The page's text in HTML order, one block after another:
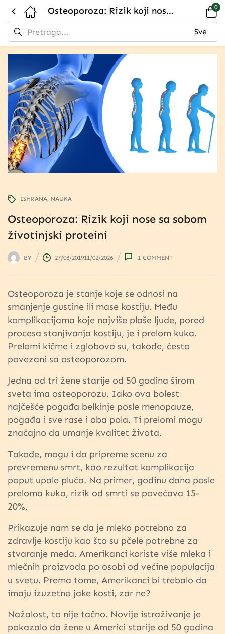
Osteoporoza: Rizik koji nose sa sobom životinjski proteini 0
ISHRANA NAUKA
Osteoporoza: Rizik koji nose sa sobom
životinjski proteini
BY 27/08/201911/02/2026 1 COMMENT
Osteoporoza je stanje koje se odnosi na
smanjenje gustine ili mase kostiju. Među
komplikacijama koje najviše plaše ljude, pored
procesa stanjivanja kostiju, je i prelom kuka.
Prelomi kičme i zglobova su, takođe, često
povezani sa osteoporozom.
Jedna od tri žene starije od 50 godina širom
sveta ima osteoporozu. Iako ova bolest
najčešće pogađa belkinje posle menopauze,
pogađa i sve rase i oba pola. Ti prelomi mogu
značajno da umanje kvalitet života.
Takođe, mogu i da pripreme scenu za
prevremenu smrt, kao rezultat komplikacija
poput upale pluća. Na primer, godinu dana posle
preloma kuka, rizik od smrti se povećava 15-
20%.
Prikazuje nam se da je mleko potrebno za
zdravlje kostiju kao što su pčele potrebne za
stvaranje meda. Amerikanci koriste više mleka i
mlečnih proizvoda po osobi od većine populacija
u svetu. Prema tome, Amerikanci bi trebalo da
imaju izuzetno jake kosti, zar ne?
Nažalost, to nije tačno. Novije istraživanje je
pokazalo da žene u Americi starije od 50 godina